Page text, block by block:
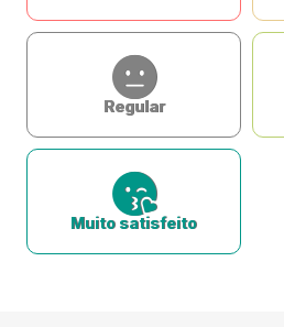
Regular
Muito satisfeito